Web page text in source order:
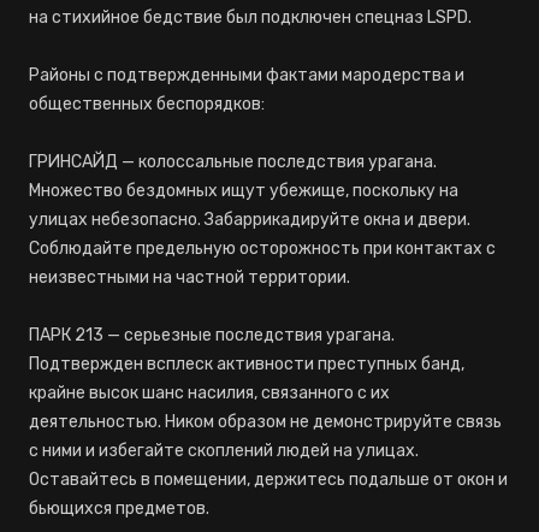
на стихийное бедствие был подключен спецназ LSPD.
Районы с подтвержденными фактами мародерства и
общественных беспорядков:
ГРИНСАЙД — колоссальные последствия урагана.
Множество бездомных ищут убежище, поскольку на
улицах небезопасно. Забаррикадируйте окна и двери.
Соблюдайте предельную осторожность при контактах с
неизвестными на частной территории.
ПАРК 213 — серьезные последствия урагана.
Подтвержден всплеск активности преступных банд,
крайне высок шанс насилия, связанного с их
деятельностью. Ником образом не демонстрируйте связь
с ними и избегайте скоплений людей на улицах.
Оставайтесь в помещении, держитесь подальше от окон и
бьющихся предметов.